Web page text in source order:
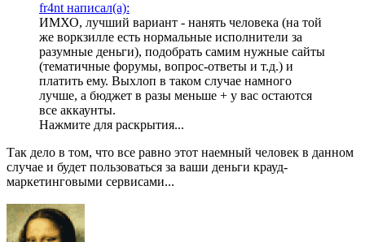
fr4nt написал(а):
ИМХО, лучший вариант - нанять человека (на той
же воркзилле есть нормальные исполнители за
разумные деньги), подобрать самим нужные сайты
(тематичные форумы, вопрос-ответы и т.д.) и
платить ему. Выхлоп в таком случае намного
лучше, а бюджет в разы меньше + у вас остаются
все аккаунты.
Нажмите для раскрытия...
Так дело в том, что все равно этот наемный человек в данном
случае и будет пользоваться за ваши деньги крауд-
маркетинговыми сервисами...